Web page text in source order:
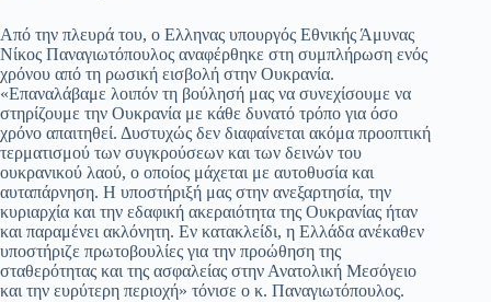
Από την πλευρά του, ο Ελληνας υπουργός Εθνικής Άμυνας
Νίκος Παναγιωτόπουλος αναφέρθηκε στη συμπλήρωση ενός
χρόνου από τη ρωσική εισβολή στην Ουκρανία.
«Επαναλάβαμε λοιπόν τη βούλησή μας να συνεχίσουμε να
στηρίζουμε την Ουκρανία με κάθε δυνατό τρόπο για όσο
χρόνο απαιτηθεί. Δυστυχώς δεν διαφαίνεται ακόμα προοπτική
τερματισμού των συγκρούσεων και των δεινών του
ουκρανικού λαού, ο οποίος μάχεται με αυτοθυσία και
αυταπάρνηση. Η υποστήριξή μας στην ανεξαρτησία, την
κυριαρχία και την εδαφική ακεραιότητα της Ουκρανίας ήταν
και παραμένει ακλόνητη. Εν κατακλείδι, η Ελλάδα ανέκαθεν
υποστήριζε πρωτοβουλίες για την προώθηση της
σταθερότητας και της ασφαλείας στην Ανατολική Μεσόγειο
και την ευρύτερη περιοχή» τόνισε ο κ. Παναγιωτόπουλος.